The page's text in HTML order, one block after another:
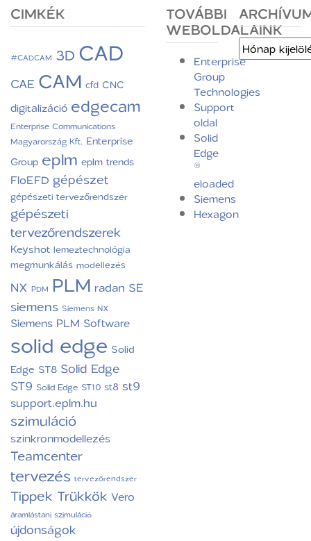
CIMKÉK
#CADCAM 3DCAD
CAE CAM cfd CNC
digitalizáció edgecam
Enterprise Communications
Magyarország Kft. Enterprise
Group eplm eplm trends
FloEFD gépészet
gépészeti tervezőrendszer
gépészeti
tervezőrendszerek
Keyshot lemeztechnológia
megmunkálás modellezés
NX PDM PLM radan SE
siemens Siemens NX
Siemens PLM Software
solid edge Solid
Edge ST8 Solid Edge
ST9 Solid Edge ST10 st8 st9
support.eplm.hu
szimuláció
szinkronmodellezés
Teamcenter
tervezés tervezőrendszer
Tippek Trükkök Vero
áramlástani szimuláció
újdonságok
TOVÁBBI
WEBOLDALAINK
Enterprise
Group
Technologies
Support
oldal
Solid
Edge
®
eloaded
Siemens
Hexagon
Archívum